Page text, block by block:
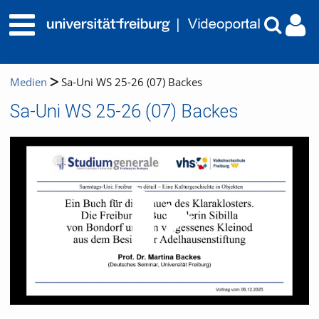
Medien Sa-Uni WS 25-26 (07) Backes
Sa-Uni WS 25-26 (07) Backes